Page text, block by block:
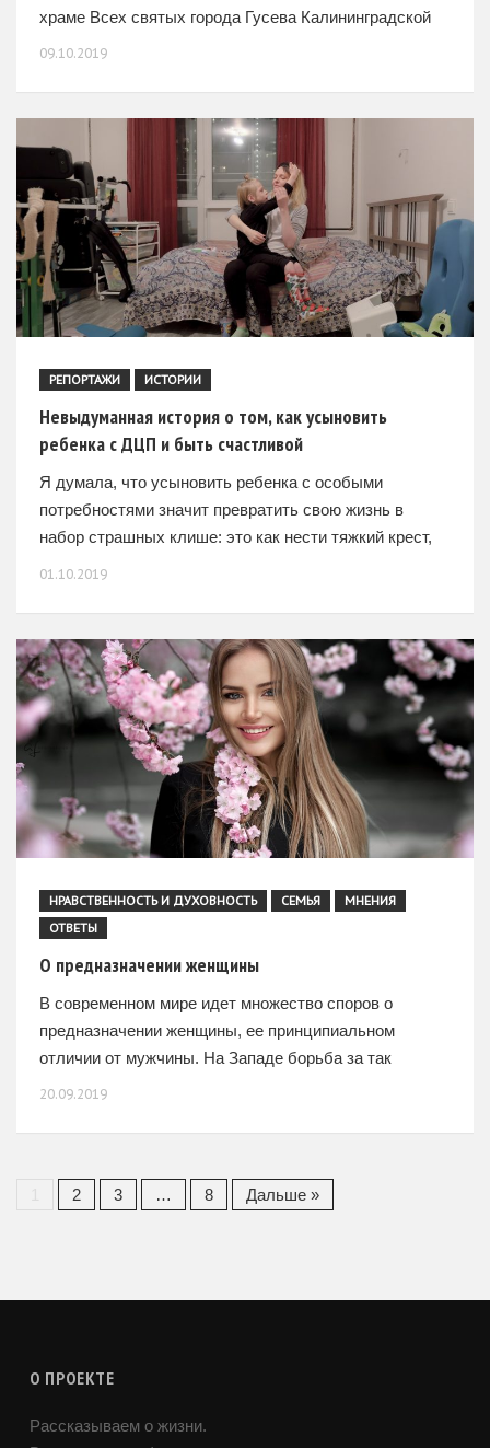
храме Всех святых города Гусева Калининградской
области. В нем смогут единовременно проживать до
09.10.2019
РЕПОРТАЖИ ИСТОРИИ
Невыдуманная история о том, как усыновить
ребенка с ДЦП и быть счастливой
Я думала, что усыновить ребенка с особыми
потребностями значит превратить свою жизнь в
набор страшных клише: это как нести тяжкий крест,
01.10.2019
НРАВСТВЕННОСТЬ И ДУХОВНОСТЬ СЕМЬЯ
МНЕНИЯ
ОТВЕТЫ
О предназначении женщины
В современном мире идет множество споров о
предназначении женщины, ее принципиальном
отличии от мужчины. На Западе борьба за так
называемые «равные права» принимает уже
20.09.2019
2 3 … 8 Дальше »
О ПРОЕКТЕ
Рассказываем о жизни.